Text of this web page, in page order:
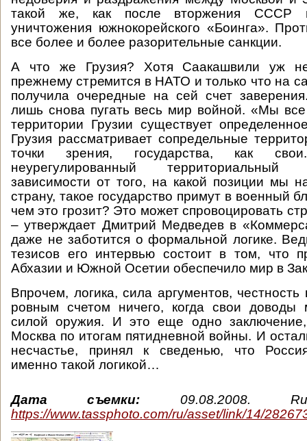
такой же, как после вторжения СССР
уничтожения южнокорейского «Боинга».
все более и более разорительные санкции.
А что же Грузия? Хотя Саакашвили уж
прежнему стремится в НАТО и только что на
получила очередные на сей счет
лишь снова пугать весь мир войной. «Мы
территории Грузии существует
Грузия рассматривает сопредельные
точки зрения, государства, как
неурегулированный
зависимости от того, на какой позиции мы
страну, такое государство примут в военный
чем это грозит? Это может спровоцировать
– утверждает Дмитрий Медведев в
даже не заботится о формальной логике.
тезисов его интервью состоит в том, что
Абхазии и Южной Осетии обеспечило мир в
Впрочем, логика, сила аргументов, честность
ровным счетом ничего, когда свои доводы
силой оружия. И это еще одно заключение,
Москва по итогам пятидневной войны. И
несчастье, принял к сведенью, что Россия
именно такой логикой…
Дата съемки: 09.08.2008.
https://www.tassphoto.com/ru/asset/link/14/